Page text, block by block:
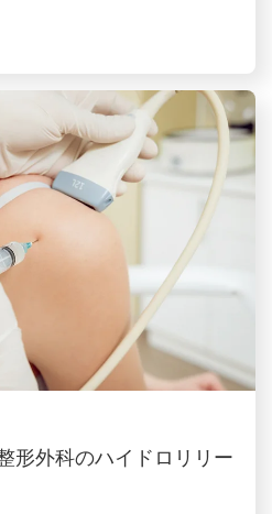
形外科のハイドロリリー